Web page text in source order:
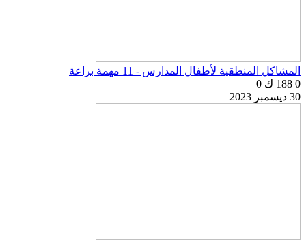
المشاكل المنطقية لأطفال المدارس - 11 مهمة براعة
0 188 ك
0
30 ديسمبر 2023